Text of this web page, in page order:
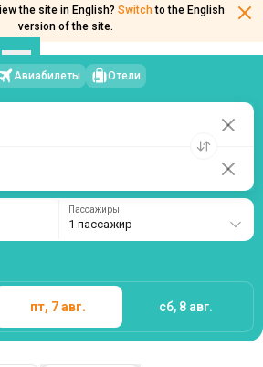
the site in English? Switch to the English
version of the site.
Авиабилеты Отели
Пассажиры
1 пассажир
пт, 7 авг. сб, 8 авг.